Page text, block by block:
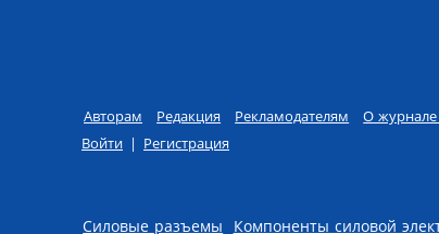
Авторам Редакция Рекламодателям
О журнале
Войти | Регистрация
Skip to content
Силовые разъемы Компоненты силовой